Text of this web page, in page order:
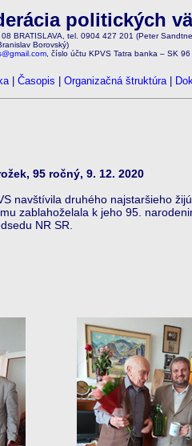
politických
BRATISLAVA, tel. 0904 427 201 (Peter
Borovský)
, číslo účtu KPVS Tatra banka – SK
| Časopis Organizačná štruktúra|
95 ročný, 9. 12. 2020
navštívila druhého najstaršieho
zablahoželala k jeho 95.
NR SR.